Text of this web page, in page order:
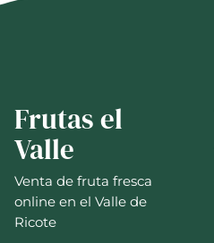
Frutas el
Valle
Venta de fruta fresca
online en el Valle de
Ricote